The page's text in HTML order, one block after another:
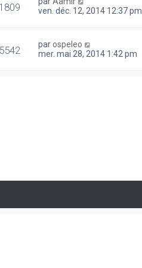
ven. déc. 12, 2014 12:37 pm
parospeleo
mer. mai 28, 2014 1:42 pm